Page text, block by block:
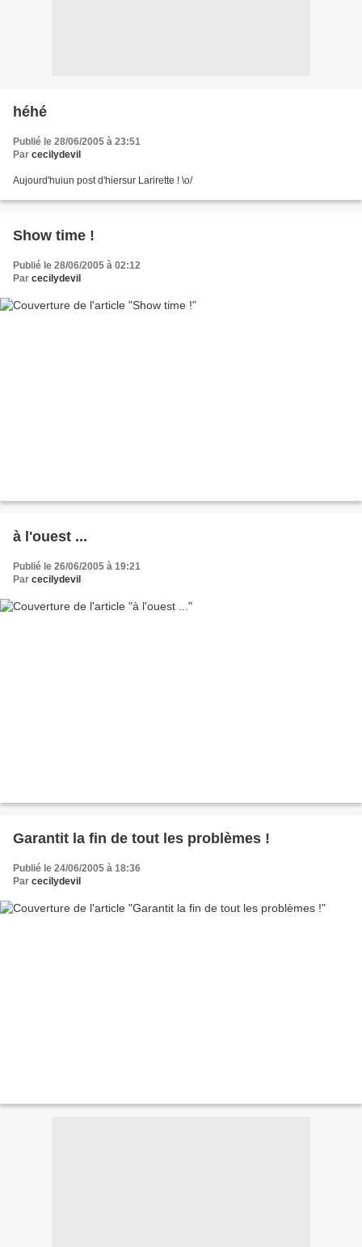
héhé
Publié le 28/06/2005 à 23:51
Par cecilydevil
Aujourd'huiun post d'hiersur Larirette ! \o/
Show time !
Publié le 28/06/2005 à 02:12
Par cecilydevil
à l'ouest ...
Publié le 26/06/2005 à 19:21
Par cecilydevil
Garantit la fin de tout les problèmes !
Publié le 24/06/2005 à 18:36
Par cecilydevil